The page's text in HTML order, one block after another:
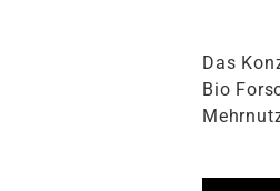
Das
Bio